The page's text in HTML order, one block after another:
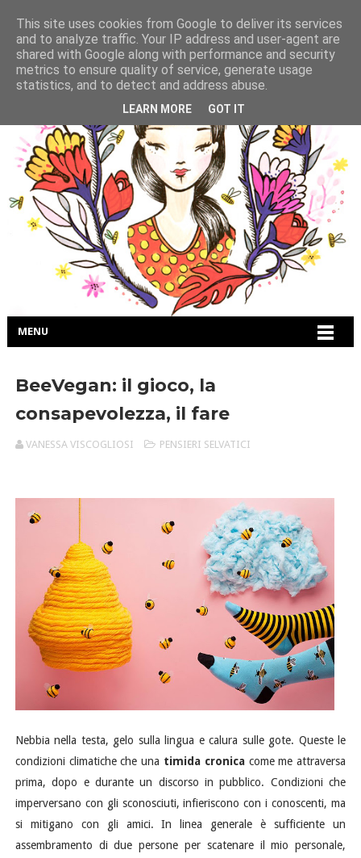
MENU
BeeVegan: il gioco, la
consapevolezza, il fare
VANESSA VISCOGLIOSI PENSIERI SELVATICI
Nebbia nella testa, gelo sulla lingua e calura sulle gote. Queste le
condizioni climatiche che una timida cronicacome me attraversa
prima, dopo e durante un discorso in pubblico. Condizioni che
imperversano con gli sconosciuti, infieriscono con i conoscenti, ma
si mitigano con gli amici. In linea generale è sufficiente un
assembramento di due persone per scatenare il mio personale,
This site uses cookies from Google to deliver its services
and to analyze traffic. Your IP address and user-agent are
shared with Google along with performance and security
metrics to ensure quality of service, generate usage
statistics, and to detect and address abuse.
LEARN MORE GOT IT